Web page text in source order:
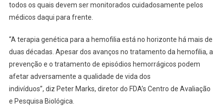
todos os quais devem ser monitorados cuidadosamente pelos
médicos daqui para frente.
“A terapia genética para a hemofilia está no horizonte há mais de
duas décadas. Apesar dos avanços no tratamento da hemofilia, a
prevenção e o tratamento de episódios hemorrágicos podem
afetar adversamente a qualidade de vida dos
indivíduos”, diz Peter Marks, diretor do FDA’s Centro de Avaliação
e Pesquisa Biológica.